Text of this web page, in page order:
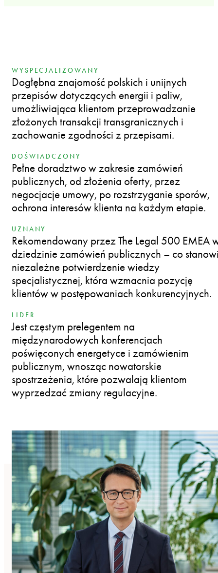
WYSPECJALIZOWANY
Dogłębna znajomość polskich i unijnych
przepisów dotyczących energii i paliw,
umożliwiająca klientom przeprowadzanie
złożonych transakcji transgranicznych i
zachowanie zgodności z przepisami.
DOŚWIADCZONY
Pełne doradztwo w zakresie zamówień
publicznych, od złożenia oferty, przez
negocjacje umowy, po rozstrzyganie sporów,
ochrona interesów klienta na każdym etapie.
UZNANY
Rekomendowany przez The Legal 500 EMEA
dziedzinie zamówień publicznych – co
niezależne potwierdzenie wiedzy
specjalistycznej, która wzmacnia pozycję
klientów w postępowaniach konkurencyjnych.
LIDER
Jest częstym prelegentem na
międzynarodowych konferencjach
poświęconych energetyce i zamówienim
publicznym, wnosząc nowatorskie
spostrzeżenia, które pozwalają klientom
wyprzedzać zmiany regulacyjne.